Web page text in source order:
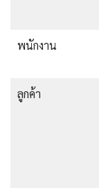
พนักงาน
ลูกค้า